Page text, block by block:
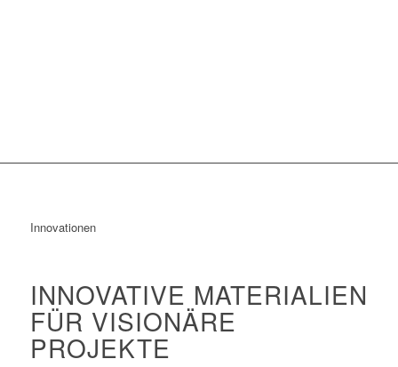
Innovationen
INNOVATIVE MATERIALIEN
FÜR VISIONÄRE
PROJEKTE